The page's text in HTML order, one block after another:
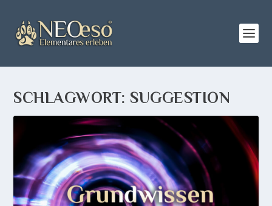
SCHLAGWORT: SUGGESTION